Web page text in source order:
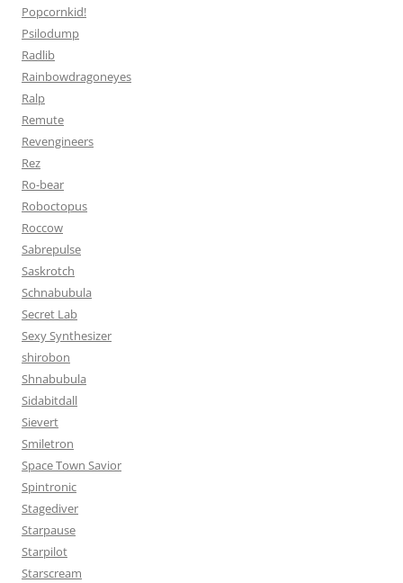
Popcornkid!
Psilodump
Radlib
Rainbowdragoneyes
Ralp
Remute
Revengineers
Rez
Ro-bear
Roboctopus
Roccow
Sabrepulse
Saskrotch
Schnabubula
Secret Lab
Sexy Synthesizer
shirobon
Shnabubula
Sidabitdall
Sievert
Smiletron
Space Town Savior
Spintronic
Stagediver
Starpause
Starpilot
Starscream